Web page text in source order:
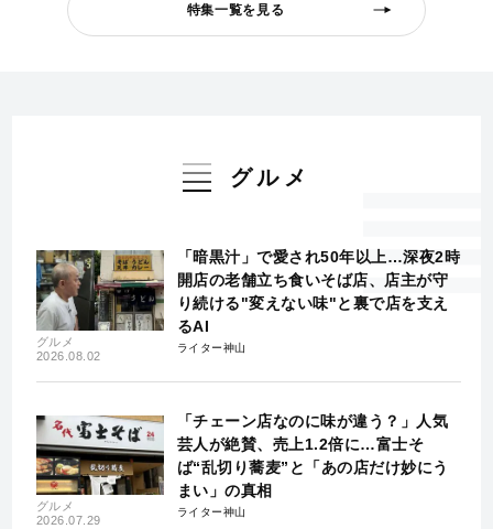
特集一覧を見る
グルメ
グルメ
2026.08.02
「暗黒汁」で愛され50年以上…深夜2時
開店の老舗立ち食いそば店、店主が守
り続ける"変えない味"と裏で店を支え
るAI
ライター神山
グルメ
2026.07.29
「チェーン店なのに味が違う？」人気
芸人が絶賛、売上1.2倍に…富士そ
ば“乱切り蕎麦”と「あの店だけ妙にう
まい」の真相
ライター神山